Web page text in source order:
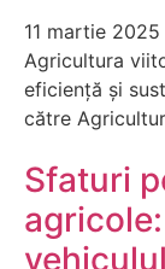
11 martie 2025
Agricultura
eficiență și
către
Sfaturi